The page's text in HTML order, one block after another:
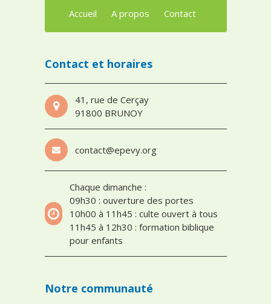
Accueil
A propos Contact
Contact et horaires
41, rue de Cerçay
91800 BRUNOY
contact@epevy.org
Chaque dimanche :
09h30 : ouverture des portes
10h00 à 11h45 : culte ouvert à tous
11h45 à 12h30 : formation biblique
pour enfants
Notre communauté